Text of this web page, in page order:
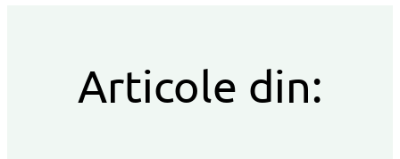
Articole din: